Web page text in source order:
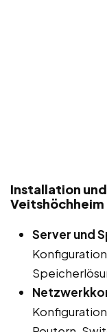
Installation
Veitshöchheim
Server und